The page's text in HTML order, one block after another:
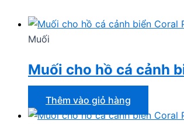
Muối
Muối cho hồ cá cảnh
Thêm vào giỏ hàng